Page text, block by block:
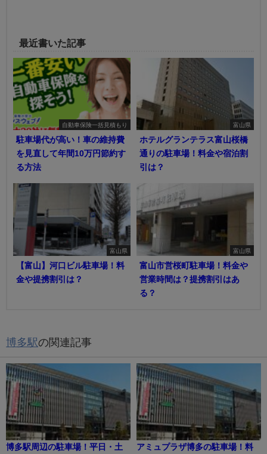
最近書いた記事
自動車保険一括見積もり
駐車場代が高い！車の維持費
を見直して年間10万円節約す
る方法
富山県
ホテルグランテラス富山桜橋
通りの駐車場！料金や宿泊割
引は？
富山県
【富山】河口ビル駐車場！料
金や提携割引は？
富山県
富山市営桜町駐車場！料金や
営業時間は？提携割引はあ
る？
博多駅の関連記事
博多駅周辺の駐車場！平日・土
アミュプラザ博多の駐車場！料